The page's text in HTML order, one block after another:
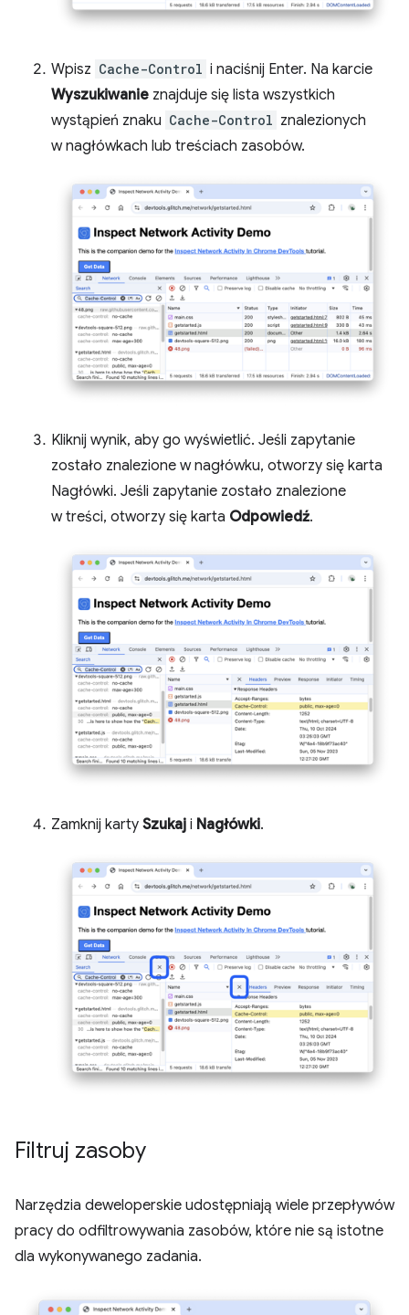
Wpisz Cache-Control i naciśnij Enter. Na karcie
Wyszukiwanie znajduje się lista wszystkich
wystąpień znaku Cache-Control znalezionych
w nagłówkach lub treściach zasobów.
Kliknij wynik, aby go wyświetlić. Jeśli zapytanie
zostało znalezione w nagłówku, otworzy się karta
Nagłówki. Jeśli zapytanie zostało znalezione
w treści, otworzy się karta Odpowiedź.
Zamknij karty Szukaj i Nagłówki.
Filtruj zasoby
Narzędzia deweloperskie udostępniają wiele przepływów
pracy do odfiltrowywania zasobów, które nie są istotne
dla wykonywanego zadania.